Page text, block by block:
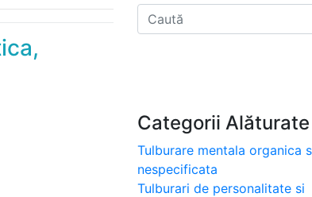
Categorii Alăturate
Tulburare mentala organica
nespecificata
Tulburari de personalitate si